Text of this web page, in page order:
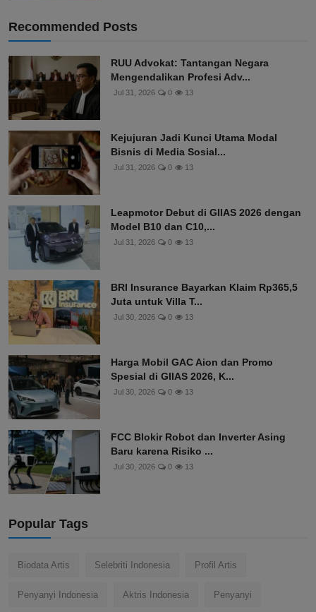
Recommended Posts
RUU Advokat: Tantangan Negara
Mengendalikan Profesi Adv...
Jul 31, 2026 0 13
Kejujuran Jadi Kunci Utama Modal
Bisnis di Media Sosial...
Jul 31, 2026 0 13
Leapmotor Debut di GIIAS 2026 dengan
Model B10 dan C10,...
Jul 31, 2026 0 13
BRI Insurance Bayarkan Klaim Rp365,5
Juta untuk Villa T...
Jul 30, 2026 0 13
Harga Mobil GAC Aion dan Promo
Spesial di GIIAS 2026, K...
Jul 30, 2026 0 13
FCC Blokir Robot dan Inverter Asing
Baru karena Risiko ...
Jul 30, 2026 0 13
Popular Tags
Biodata Artis Selebriti Indonesia Profil Artis
Penyanyi Indonesia Aktris Indonesia Penyanyi